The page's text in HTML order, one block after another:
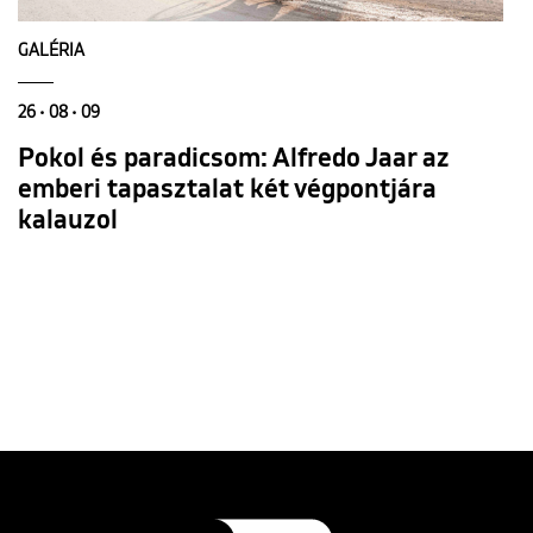
GALÉRIA
26 • 08 • 09
Pokol és paradicsom: Alfredo Jaar az
emberi tapasztalat két végpontjára
kalauzol